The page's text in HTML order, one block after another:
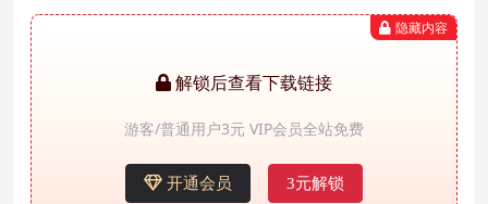
隐藏内容
解锁后查看下载链接
游客/普通用户3元 VIP会员全站免费
开通会员 3元解锁